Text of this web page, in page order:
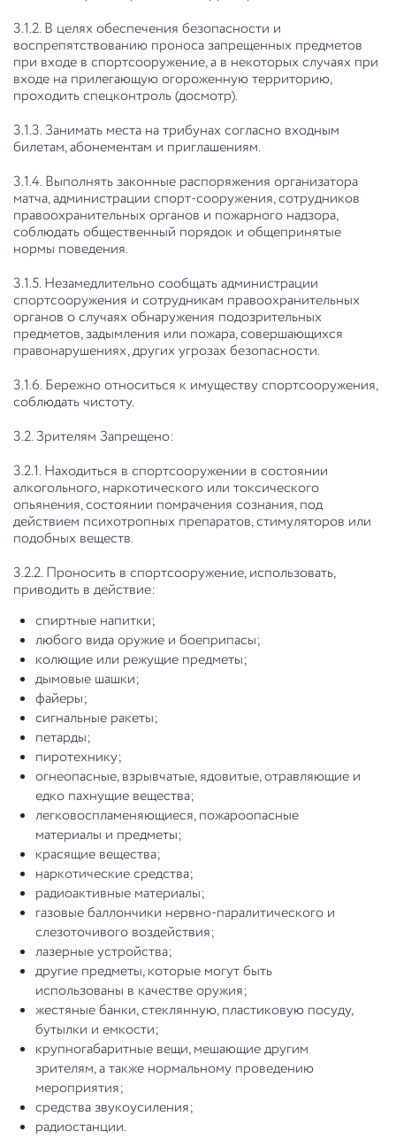
3.1.2. В целях обеспечения безопасности и
воспрепятствованию проноса запрещенных предметов
при входе в спортсооружение, а в некоторых случаях при
входе на прилегающую огороженную территорию,
проходить спецконтроль (досмотр).
3.1.3. Занимать места на трибунах согласно входным
билетам, абонементам и приглашениям.
3.1.4. Выполнять законные распоряжения организатора
матча, администрации спорт-сооружения, сотрудников
правоохранительных органов и пожарного надзора,
соблюдать общественный порядок и общепринятые
нормы поведения.
3.1.5. Незамедлительно сообщать администрации
спортсооружения и сотрудникам правоохранительных
органов о случаях обнаружения подозрительных
предметов, задымления или пожара, совершающихся
правонарушениях, других угрозах безопасности.
3.1.6. Бережно относиться к имуществу спортсооружения,
соблюдать чистоту.
3.2. Зрителям Запрещено:
3.2.1. Находиться в спортсооружении в состоянии
алкогольного, наркотического или токсического
опьянения, состоянии помрачения сознания, под
действием психотропных препаратов, стимуляторов или
подобных веществ.
3.2.2. Проносить в спортсооружение, использовать,
приводить в действие:
спиртные напитки;
любого вида оружие и боеприпасы;
колющие или режущие предметы;
дымовые шашки;
файеры;
сигнальные ракеты;
петарды;
пиротехнику;
огнеопасные, взрывчатые, ядовитые, отравляющие и
едко пахнущие вещества;
легковоспламеняющиеся, пожароопасные
материалы и предметы;
красящие вещества;
наркотические средства;
радиоактивные материалы;
газовые баллончики нервно-паралитического и
слезоточивого воздействия;
лазерные устройства;
другие предметы, которые могут быть
использованы в качестве оружия;
жестяные банки, стеклянную, пластиковую посуду,
бутылки и емкости;
крупногабаритные вещи, мешающие другим
зрителям, а также нормальному проведению
мероприятия;
средства звукоусиления;
радиостанции.